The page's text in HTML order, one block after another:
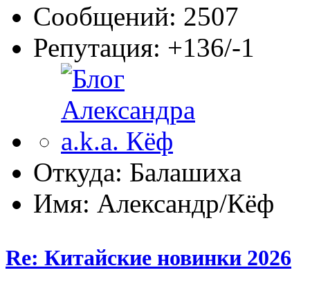
Сообщений: 2507
Репутация: +136/-1
Откуда: Балашиха
Имя: Александр/Кёф
Re: Китайские новинки 2026